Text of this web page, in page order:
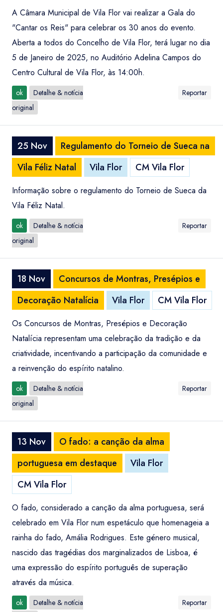
A Câmara Municipal de Vila Flor vai realizar a Gala do
"Cantar os Reis" para celebrar os 30 anos do evento.
Aberta a todos do Concelho de Vila Flor, terá lugar no dia
5 de Janeiro de 2025, no Auditório Adelina Campos do
Centro Cultural de Vila Flor, às 14:00h.
ok
Detalhe & notícia
original
Reportar
25 Nov
Regulamento do Torneio de Sueca na
Vila Féliz Natal
Vila Flor CM Vila Flor
Informação sobre o regulamento do Torneio de Sueca da
Vila Féliz Natal.
ok
Detalhe & notícia
original
Reportar
18 Nov
Concursos de Montras, Presépios e
Decoração Natalícia
Vila Flor CM Vila Flor
Os Concursos de Montras, Presépios e Decoração
Natalícia representam uma celebração da tradição e da
criatividade, incentivando a participação da comunidade e
a reinvenção do espírito natalino.
ok
Detalhe & notícia
original
Reportar
13 Nov
O fado: a canção da alma
portuguesa em destaque
Vila Flor
CM Vila Flor
O fado, considerado a canção da alma portuguesa, será
celebrado em Vila Flor num espetáculo que homenageia a
rainha do fado, Amália Rodrigues. Este género musical,
nascido das tragédias dos marginalizados de Lisboa, é
uma expressão do espírito português de superação
através da música.
ok
Detalhe & notícia
Reportar